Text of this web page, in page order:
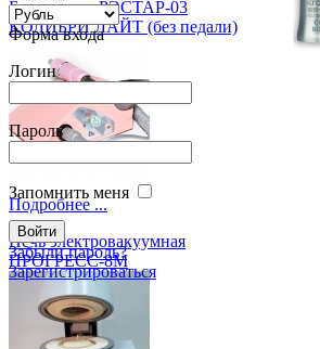
Бормашина РЭСТАР-03
КОЛИБРИ ЛАЙТ (без педали)
Подробнее ...
Печь электровакуумная
ПРОГРЕСС-8М
Форма входа
Логин
Пароль
Запомнить меня
Забыли пароль?
Зарегистрироваться